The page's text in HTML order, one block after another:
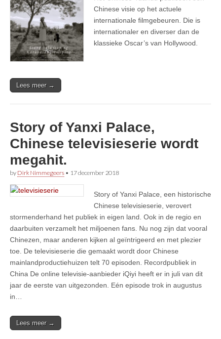
Chinese visie op het actuele
internationale filmgebeuren. Die is
internationaler en diverser dan de
klassieke Oscar’s van Hollywood.
Lees meer →
Story of Yanxi Palace,
Chinese televisieserie wordt
megahit.
by Dirk Nimmegeers • 17 december 2018
Story of Yanxi Palace, een historische
Chinese televisieserie, verovert
stormenderhand het publiek in eigen land. Ook in de regio en
daarbuiten verzamelt het miljoenen fans. Nu nog zijn dat vooral
Chinezen, maar anderen kijken al geïntrigeerd en met plezier
toe. De televisieserie die gemaakt wordt door Chinese
mainlandproductiehuizen telt 70 episoden. Recordpubliek in
China De online televisie-aanbieder iQiyi heeft er in juli van dit
jaar de eerste van uitgezonden. Eén episode trok in augustus
in…
Lees meer →